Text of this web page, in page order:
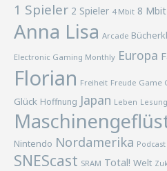
1 Spieler 2 Spieler 4 Mbit 8 Mbit
Anna Lisa Arcade
Electronic Gaming Monthly Europa
Florian Freiheit Freude Game
Glück Hoffnung Japan Leben Lesung
Nintendo Nordamerika Podcast
SNEScast SRAM Total! Welt